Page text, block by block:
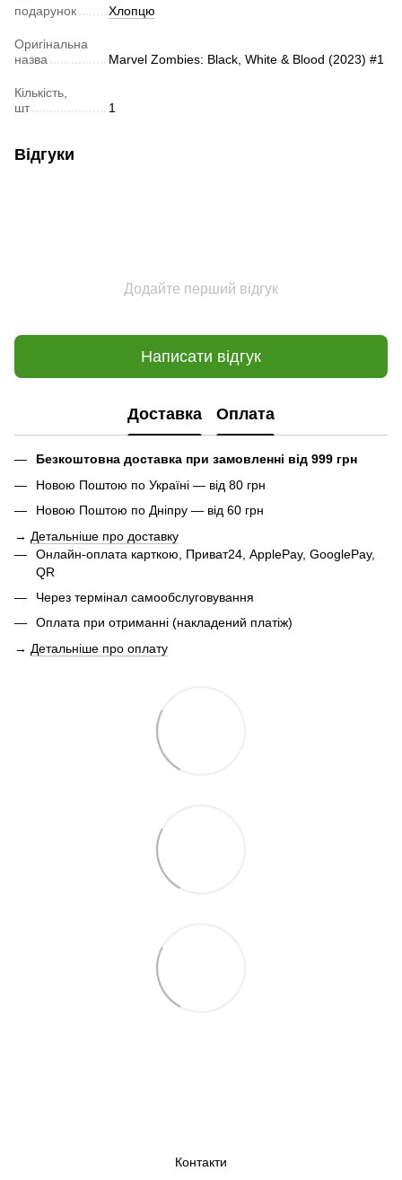
подарунок
Хлопцю
Оригінальна
назва
Marvel Zombies: Black, White & Blood (2023) #1
Кількість,
шт
1
Відгуки
Додайте перший відгук
Написати відгук
Доставка Оплата
Безкоштовна доставка при замовленні від 999 грн
Новою Поштою по Україні — від 80 грн
Новою Поштою по Дніпру — від 60 грн
→ Детальніше про доставку
Онлайн-оплата карткою, Приват24, ApplePay, GooglePay,
QR
Через термінал самообслуговування
Оплата при отриманні (накладений платіж)
→ Детальніше про оплату
Контакти